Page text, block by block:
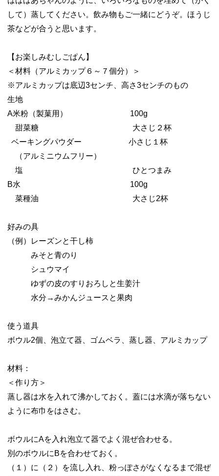
して）蒸してください。飲み物もご一緒にどうぞ。ほうじ
茶などが合うと思います。
【お楽しみむしごぱん】
＜材料（アルミカップ６～７個分）＞
※アルミカップは底辺3センチ、高さ3センチのもの
生地
A米粉（製菓用） 100g
甜菜糖 大さじ２杯
ベーキングパウダー 小さじ１杯
（アルミニウムフリー）
塩 ひとつまみ
B水 100g
菜種油 大さじ2杯
好みの具
（例）レーズンと干し柿
みそと青のり
シュウマイ
ゆずの皮のすりおろしと生姜汁
水分→みかんジュースと果肉
使う道具
ボウル2個、泡立て器、ゴムベラ、蒸し器、アルミカップ
材料：
＜作り方＞
蒸し器は水を入れて沸かしておく。蓋には水滴が落ちない
ように布巾をはさむ。
ボウルにAを入れ泡立て器でよく混ぜ合わせる。
別のボウルに Bを合わせておく。
（１）に（２）を流し入れ、粉っぽさがなくなるまで混ぜ